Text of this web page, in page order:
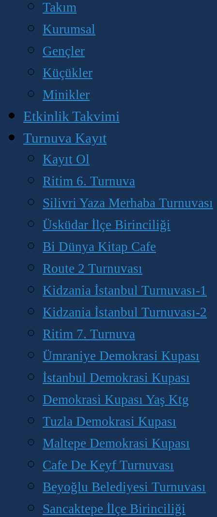
Takım
Kurumsal
Gençler
Küçükler
Minikler
Etkinlik Takvimi
Turnuva Kayıt
Kayıt Ol
Ritim 6. Turnuva
Silivri Yaza Merhaba Turnuvası
Üsküdar İlçe Birinciliği
Bi Dünya Kitap Cafe
Route 2 Turnuvası
Kidzania İstanbul Turnuvası-1
Kidzania İstanbul Turnuvası-2
Ritim 7. Turnuva
Ümraniye Demokrasi Kupası
İstanbul Demokrasi Kupası
Demokrasi Kupası Yaş Ktg
Tuzla Demokrasi Kupası
Maltepe Demokrasi Kupası
Cafe De Keyf Turnuvası
Beyoğlu Belediyesi Turnuvası
Sancaktepe İlçe Birinciliği